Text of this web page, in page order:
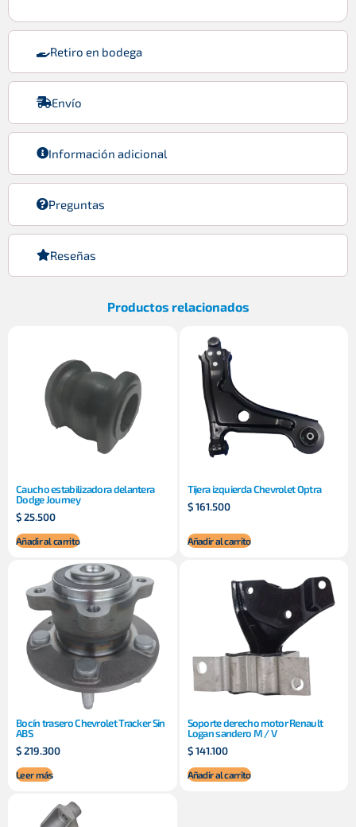
Retiro en bodega
Envío
Información adicional
Preguntas
Reseñas
Productos relacionados
Caucho estabilizadora delantera
Dodge Journey
$25.500
Añadir al carrito
Tijera izquierda Chevrolet Optra
$161.500
Añadir al carrito
Bocín trasero Chevrolet Tracker Sin
ABS
$219.300
Leer más
Soporte derecho motor Renault
Logan sandero M / V
$141.100
Añadir al carrito